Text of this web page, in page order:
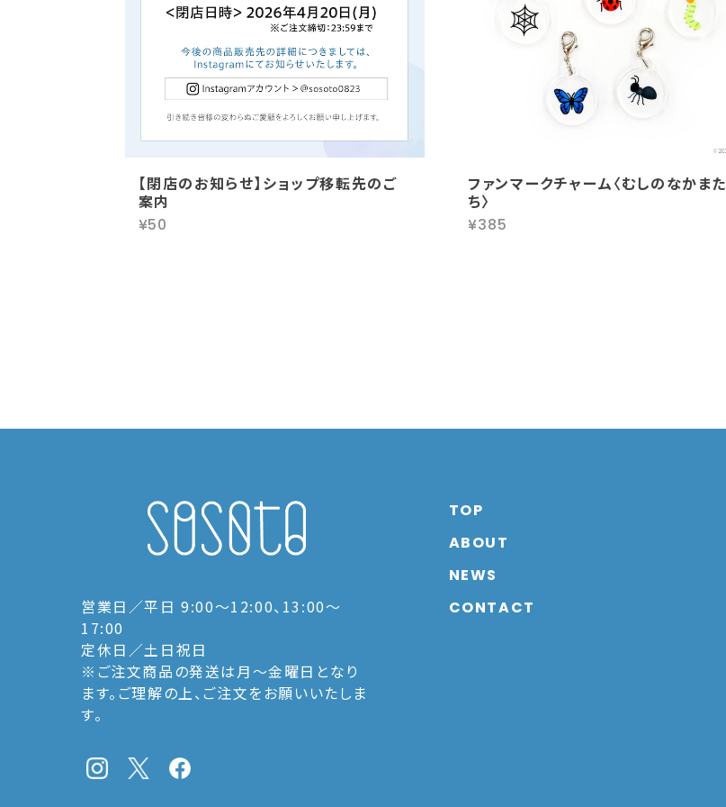
【閉店のお知らせ】ショップ移転先のご
案内
¥50
ファンマークチャーム〈むしのなかまた
ち〉
¥385
営業日／平日 9:00〜12:00、13:00〜
17:00
定休日／土日祝日
※ご注文商品の発送は月〜金曜日となり
ます。ご理解の上、ご注文をお願いいたしま
す。
TOP
ABOUT
NEWS
CONTACT